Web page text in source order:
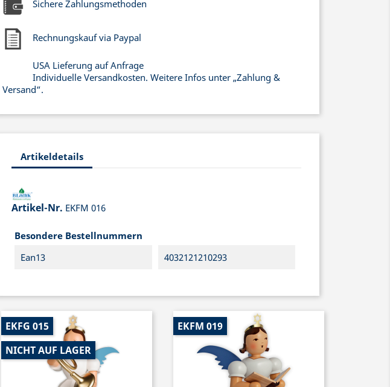
Sichere Zahlungsmethoden
Rechnungskauf via Paypal
USA Lieferung auf Anfrage
Individuelle Versandkosten. Weitere Infos unter „Zahlung &
Versand“.
Artikeldetails
Artikel-Nr. EKFM 016
Besondere Bestellnummern
Ean13
4032121210293
EKFG 015
NICHT AUF LAGER
EKFM 019